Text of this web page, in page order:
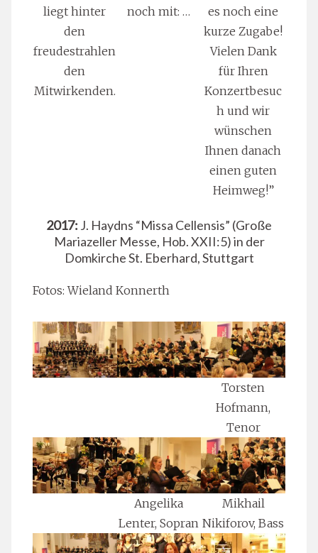
liegt hinter
den
freudestrahlen
den
Mitwirkenden.
noch mit: …
es noch eine
kurze Zugabe!
Vielen Dank
für Ihren
Konzertbesuc
h und wir
wünschen
Ihnen danach
einen guten
Heimweg!”
2017: J. Haydns “Missa Cellensis” (Große
Mariazeller Messe, Hob. XXII:5) in der
Domkirche St. Eberhard, Stuttgart
Fotos: Wieland Konnerth
Torsten
Hofmann,
Tenor
Angelika
Lenter, Sopran
Mikhail
Nikiforov, Bass